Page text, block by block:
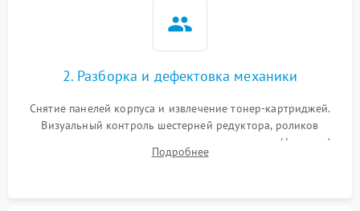
2. Разборка и дефектовка механики
Снятие панелей корпуса и извлечение тонер-картриджей.
Визуальный контроль шестерней редуктора, роликов
захвата, термопленки и прижимного вала в печи (фьюзере).
Проверка оптики сканера на загрязнения.
Подробнее